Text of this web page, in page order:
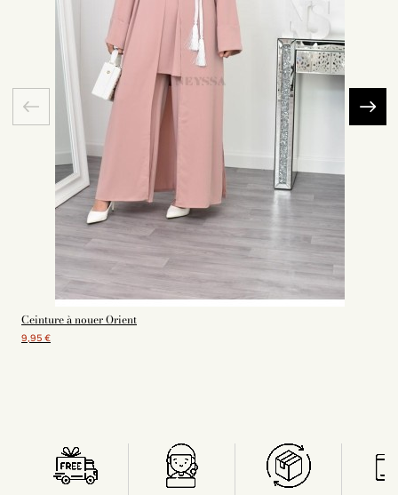
Ceinture à nouer Orient
9,95 €